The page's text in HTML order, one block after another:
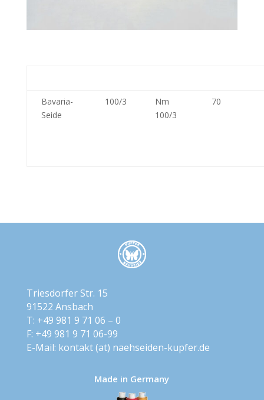
Bavaria-
Seide
100/3
Nm
100/3
70
Triesdorfer Str. 15
91522 Ansbach
T: +49 981 9 71 06 – 0
F: +49 981 9 71 06-99
E-Mail: kontakt​ (at) ​naehseiden-kupfer.de
Made in Germany